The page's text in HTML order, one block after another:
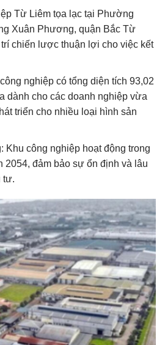
Từ Liêm tọa lạc tại Phường
Xuân Phương, quận Bắc Từ
chiến lược thuận lợi cho việc kết
nghiệp có tổng diện tích 93,02
dành cho các doanh nghiệp vừa
triển cho nhiều loại hình sản
Khu công nghiệp hoạt động trong
2054, đảm bảo sự ổn định và lâu
tư.